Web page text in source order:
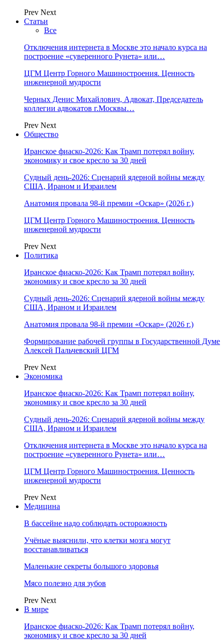
Prev Next
Статьи
Все
Отключения интернета в Москве это начало курса на
построение «суверенного Рунета» или…
ЦГМ Центр Горного Машиностроения. Ценность
инженерной мудрости
Черных Денис Михайлович, Адвокат, Председатель
коллегии адвокатов г.Москвы…
Prev Next
Общество
Иранское фиаско-2026: Как Трамп потерял войну,
экономику и свое кресло за 30 дней
Судный день-2026: Сценарий ядерной войны между
США, Ираном и Израилем
Анатомия провала 98-й премии «Оскар» (2026 г.)
ЦГМ Центр Горного Машиностроения. Ценность
инженерной мудрости
Prev Next
Политика
Иранское фиаско-2026: Как Трамп потерял войну,
экономику и свое кресло за 30 дней
Судный день-2026: Сценарий ядерной войны между
США, Ираном и Израилем
Анатомия провала 98-й премии «Оскар» (2026 г.)
Формирование рабочей группы в Государственной Думе
Алексей Пальчевский ЦГМ
Prev Next
Экономика
Иранское фиаско-2026: Как Трамп потерял войну,
экономику и свое кресло за 30 дней
Судный день-2026: Сценарий ядерной войны между
США, Ираном и Израилем
Отключения интернета в Москве это начало курса на
построение «суверенного Рунета» или…
ЦГМ Центр Горного Машиностроения. Ценность
инженерной мудрости
Prev Next
Медицина
В бассейне надо соблюдать осторожность
Учёные выяснили, что клетки мозга могут
восстанавливаться
Маленькие секреты большого здоровья
Мясо полезно для зубов
Prev Next
В мире
Иранское фиаско-2026: Как Трамп потерял войну,
экономику и свое кресло за 30 дней